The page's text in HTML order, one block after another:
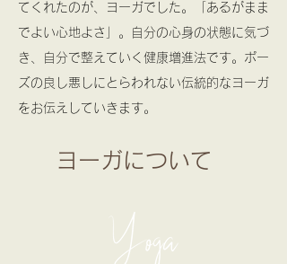
てくれたのが、ヨーガでした。「あるがまま
でよい心地よさ」。自分の心身の状態に気づ
き、自分で整えていく健康増進法です。ポー
ズの良し悪しにとらわれない伝統的なヨーガ
をお伝えしていきます。
ヨーガについて